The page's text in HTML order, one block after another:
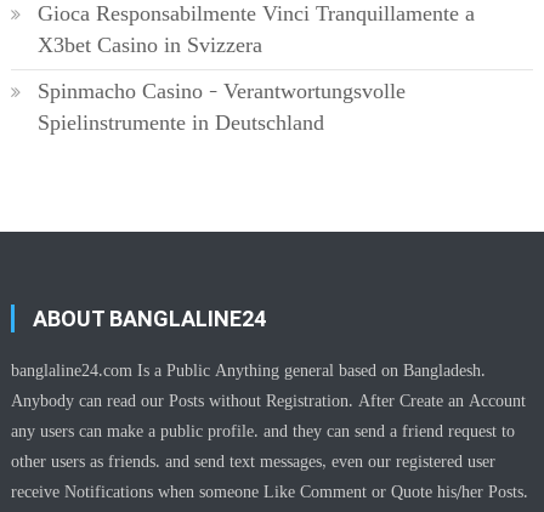
Gioca Responsabilmente Vinci Tranquillamente a
X3bet Casino in Svizzera
Spinmacho Casino – Verantwortungsvolle
Spielinstrumente in Deutschland
ABOUT BANGLALINE24
banglaline24.com Is a Public Anything general based on Bangladesh.
Anybody can read our Posts without Registration. After Create an Account
any users can make a public profile. and they can send a friend request to
other users as friends. and send text messages, even our registered user
receive Notifications when someone Like Comment or Quote his/her Posts.